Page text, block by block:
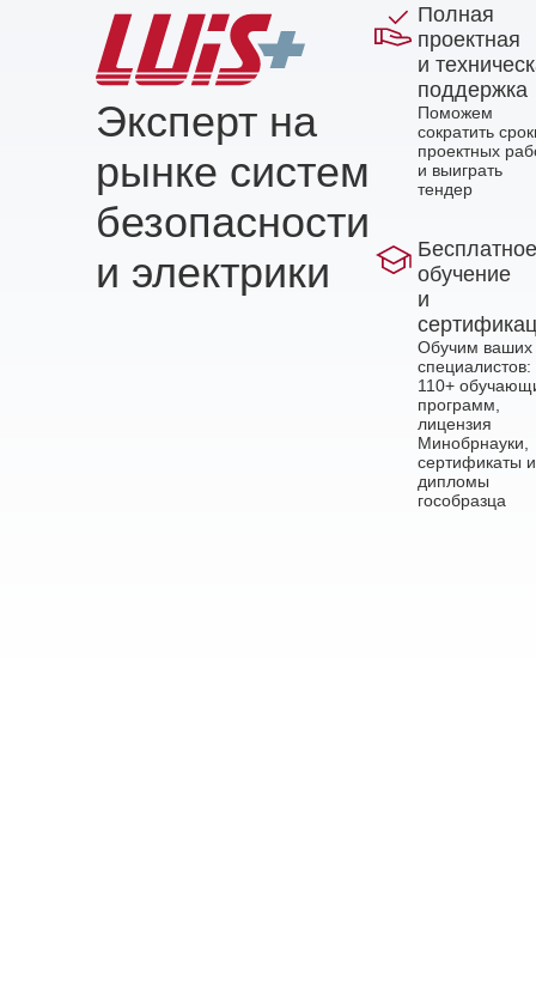
Эксперт на
рынке систем
безопасности
и электрики
Полная
проектная
и
поддержка
Поможем
сократить
проектных
и выиграть
тендер
Бесплатное
обучение
и
Обучим ваших
специалистов:
110+
программ,
лицензия
Минобрнауки,
сертификаты и
дипломы
гособразца